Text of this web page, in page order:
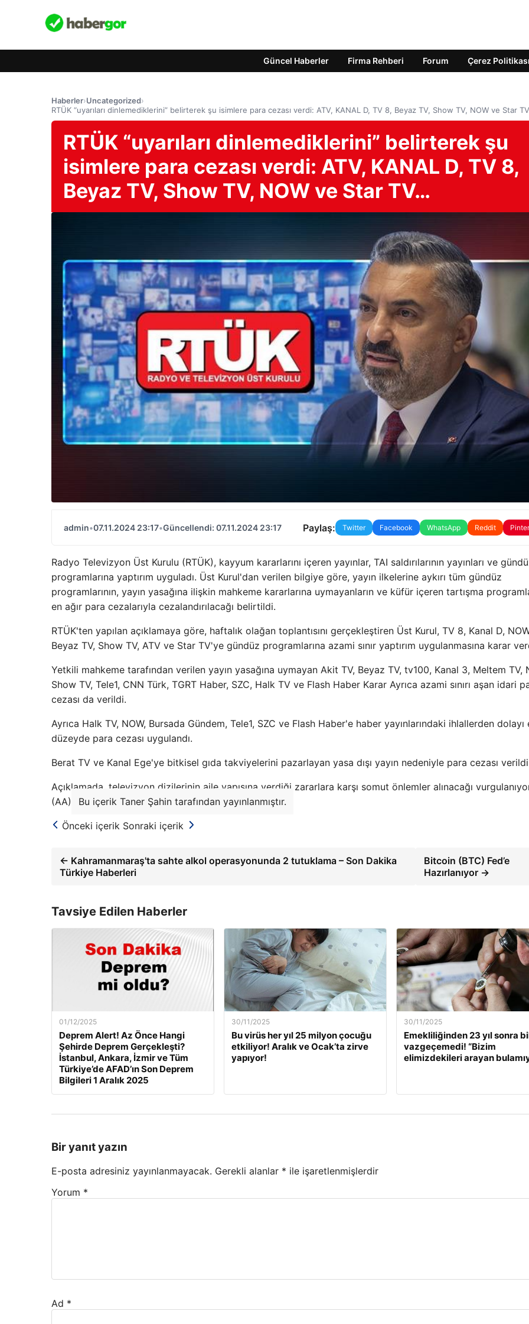
Güncel Haberler Firma Rehberi Forum Çerez Politikası
Haberler›Uncategorized›
RTÜK “uyarıları dinlemediklerini” belirterek şu isimlere para cezası verdi: ATV, KANAL D, TV 8, Beyaz TV, Show TV, NOW ve Star
RTÜK “uyarıları dinlemediklerini” belirterek şu
isimlere para cezası verdi: ATV, KANAL D, TV 8,
Beyaz TV, Show TV, NOW ve Star TV…
admin•07.11.2024 23:17•Güncellendi: 07.11.2024 23:17 Paylaş: Twitter Facebook WhatsApp Reddit
Radyo Televizyon Üst Kurulu (RTÜK), kayyum kararlarını içeren yayınlar, TAI saldırılarının yayınları ve
programlarına yaptırım uyguladı. Üst Kurul'dan verilen bilgiye göre, yayın ilkelerine aykırı tüm gündüz
programlarının, yayın yasağına ilişkin mahkeme kararlarına uymayanların ve küfür içeren tartışma
en ağır para cezalarıyla cezalandırılacağı belirtildi.
RTÜK'ten yapılan açıklamaya göre, haftalık olağan toplantısını gerçekleştiren Üst Kurul, TV 8, Kanal D,
Beyaz TV, Show TV, ATV ve Star TV'ye gündüz programlarına azami sınır yaptırım uygulanmasına karar
Yetkili mahkeme tarafından verilen yayın yasağına uymayan Akit TV, Beyaz TV, tv100, Kanal 3, Meltem TV,
Show TV, Tele1, CNN Türk, TGRT Haber, SZC, Halk TV ve Flash Haber Karar Ayrıca azami sınırı aşan idari
cezası da verildi.
Ayrıca Halk TV, NOW, Bursada Gündem, Tele1, SZC ve Flash Haber'e haber yayınlarındaki ihlallerden dolayı
düzeyde para cezası uygulandı.
Berat TV ve Kanal Ege'ye bitkisel gıda takviyelerini pazarlayan yasa dışı yayın nedeniyle para cezası
Açıklamada, televizyon dizilerinin aile yapısına verdiği zararlara karşı somut önlemler alınacağı
(AA)
Bu içerik Taner Şahin tarafından yayınlanmıştır.
Önceki içerik Sonraki içerik
← Kahramanmaraş'ta sahte alkol operasyonunda 2 tutuklama – Son Dakika
Türkiye Haberleri
Bitcoin (BTC) Fed’e
Hazırlanıyor →
Tavsiye Edilen Haberler
01/12/2025
Deprem Alert! Az Önce Hangi
Şehirde Deprem Gerçekleşti?
İstanbul, Ankara, İzmir ve Tüm
Türkiye’de AFAD’ın Son Deprem
Bilgileri 1 Aralık 2025
30/11/2025
Bu virüs her yıl 25 milyon çocuğu
etkiliyor! Aralık ve Ocak’ta zirve
yapıyor!
30/11/2025
Emekliliğinden 23 yıl sonra
vazgeçemedi! “Bizim
elimizdekileri arayan
Bir yanıt yazın
E-posta adresiniz yayınlanmayacak. Gerekli alanlar * ile işaretlenmişlerdir
Yorum *
Ad *